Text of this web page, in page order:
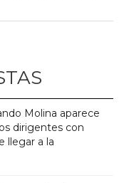
Molina aparece
dirigentes con
llegar a la